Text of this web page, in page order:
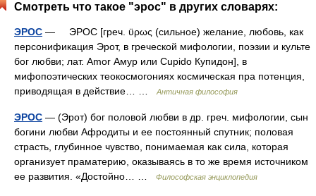
Смотреть что такое "эрос" в других словарях:
ЭРОС — ЭРОС [греч. ϋρως (сильное) желание, любовь, как
персонификация Эрот, в греческой мифологии, поэзии и культе
бог любви; лат. Amor Амур или Cupido Купидон], в
мифопоэтических теокосмогониях космическая пра потенция,
приводящая в действие… …
Античная философия
ЭРОС — (Эрот) бог половой любви в др. греч. мифологии, сын
богини любви Афродиты и ее постоянный спутник; половая
страсть, глубинное чувство, понимаемая как сила, которая
организует праматерию, оказываясь в то же время источником
ее развития. «Достойно… …
Философская энциклопедия